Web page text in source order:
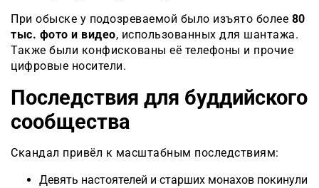
При обыске у подозреваемой было изъято более 80
тыс. фото и видео, использованных для шантажа.
Также были конфискованы её телефоны и прочие
цифровые носители.
Последствия для буддийского
сообщества
Скандал привёл к масштабным последствиям:
Девять настоятелей и старших монахов покинули